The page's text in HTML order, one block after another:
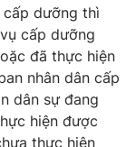
dưỡng thì
cấp dưỡng
đã thực hiện
nhân dân cấp
dân sự đang
hiện được
thực hiện